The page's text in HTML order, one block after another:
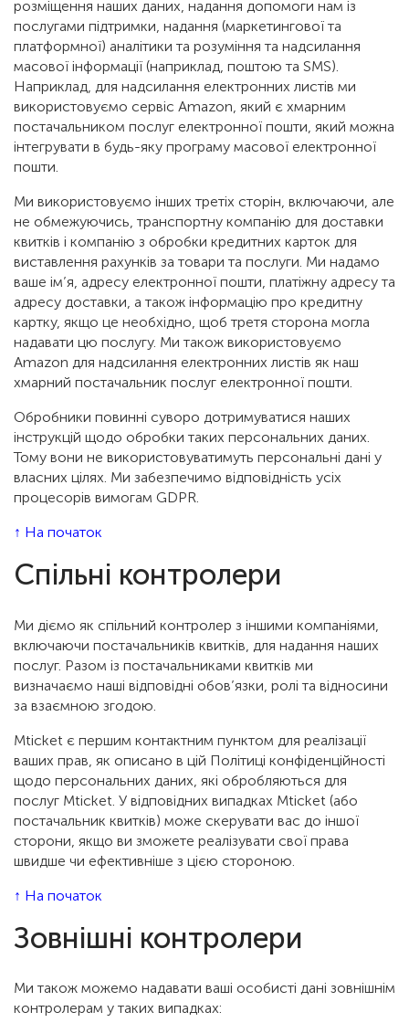
розміщення наших даних, надання допомоги нам із
послугами підтримки, надання (маркетингової та
платформної) аналітики та розуміння та надсилання
масової інформації (наприклад, поштою та SMS).
Наприклад, для надсилання електронних листів ми
використовуємо сервіс Amazon, який є хмарним
постачальником послуг електронної пошти, який можна
інтегрувати в будь-яку програму масової електронної
пошти.
Ми використовуємо інших третіх сторін, включаючи, але
не обмежуючись, транспортну компанію для доставки
квитків і компанію з обробки кредитних карток для
виставлення рахунків за товари та послуги. Ми надамо
ваше ім’я, адресу електронної пошти, платіжну адресу та
адресу доставки, а також інформацію про кредитну
картку, якщо це необхідно, щоб третя сторона могла
надавати цю послугу. Ми також використовуємо
Amazon для надсилання електронних листів як наш
хмарний постачальник послуг електронної пошти.
Обробники повинні суворо дотримуватися наших
інструкцій щодо обробки таких персональних даних.
Тому вони не використовуватимуть персональні дані у
власних цілях. Ми забезпечимо відповідність усіх
процесорів вимогам GDPR.
↑ На початок
Спільні контролери
Ми діємо як спільний контролер з іншими компаніями,
включаючи постачальників квитків, для надання наших
послуг. Разом із постачальниками квитків ми
визначаємо наші відповідні обов’язки, ролі та відносини
за взаємною згодою.
Mticket є першим контактним пунктом для реалізації
ваших прав, як описано в цій Політиці конфіденційності
щодо персональних даних, які обробляються для
послуг Mticket. У відповідних випадках Mticket (або
постачальник квитків) може скерувати вас до іншої
сторони, якщо ви зможете реалізувати свої права
швидше чи ефективніше з цією стороною.
↑ На початок
Зовнішні контролери
Ми також можемо надавати ваші особисті дані зовнішнім
контролерам у таких випадках: